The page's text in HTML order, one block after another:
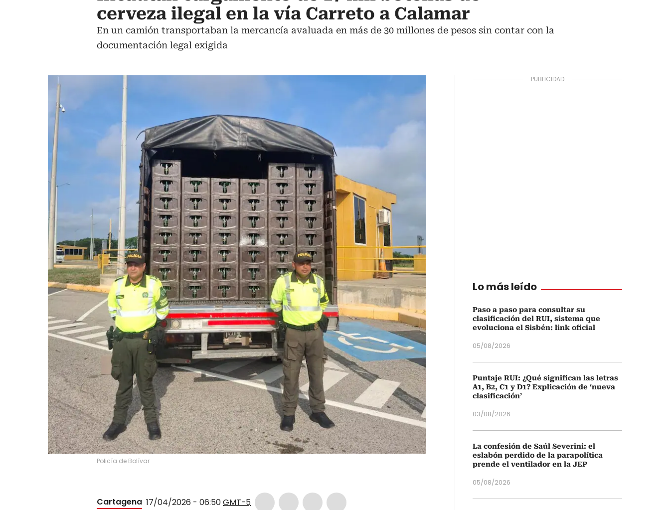
cerveza ilegal en la vía Carreto a Calamar
En un camión transportaban la mercancía avaluada en más de 30 millones de pesos sin contar con la
documentación legal exigida
Policía de Bolívar
Cartagena 17/04/2026 - 06:50GMT-5
Lo más leído
Paso a paso para consultar su
clasificación del RUI, sistema que
evoluciona el Sisbén: link oficial
05/08/2026
Puntaje RUI: ¿Qué significan las letras
A1, B2, C1 y D1? Explicación de ‘nueva
clasificación’
03/08/2026
La confesión de Saúl Severini: el
eslabón perdido de la parapolítica
prende el ventilador en la JEP
05/08/2026